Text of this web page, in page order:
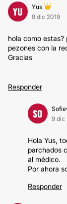
YU
Yus
9 dic 2019
hola como
pezones con la
Gracias
Responder
SO
9 dic
Hola Yus,
parchados
al médico.
Por ahora
Responder